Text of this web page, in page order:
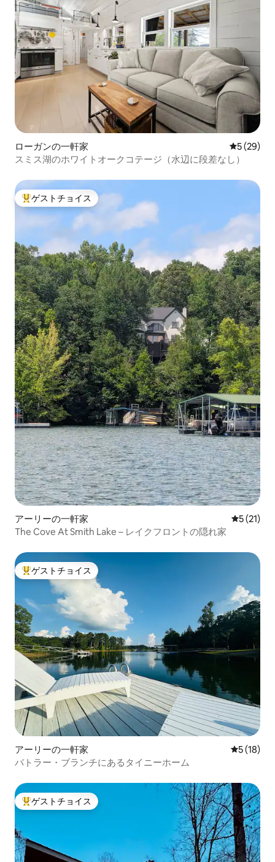
ローガンの一軒家 レビュー
5 (29)
スミス湖のホワイトオークコテージ（水辺に段差なし）
大好評のゲストチョイスです。
ゲストチョイス
アーリーの一軒家 レビュー
5 (21)
The Cove At Smith Lake – レイクフロントの隠れ家
大好評のゲストチョイスです。
ゲストチョイス
アーリーの一軒家 レビュー
5 (18)
バトラー・ブランチにあるタイニーホーム
大好評のゲストチョイスです。
ゲストチョイス